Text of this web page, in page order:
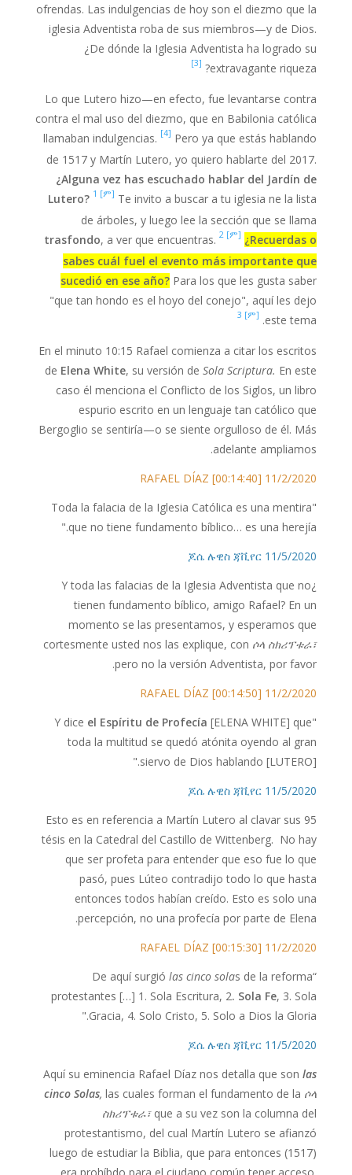
ofrendas. Las indulgencias de hoy son el diezmo que la
iglesia Adventista roba de sus miembros—y de Dios.
¿De dónde la Iglesia Adventista ha logrado su
extravagante riqueza?
[3]
Lo que Lutero hizo—en efecto, fue levantarse contra
contra el mal uso del diezmo, que en Babilonia católica
llamaban indulgencias.
[4] Pero ya que estás hablando
de 1517 y Martín Lutero, yo quiero hablarte del 2017.
¿Alguna vez has escuchado hablar del Jardín de
Lutero?
[ም] 1 Te invito a buscar a tu iglesia ne la lista
de árboles, y luego lee la sección que se llama
trasfondo, a ver que encuentras. [ም] 2 ¿Recuerdas o
sabes cuál fuel el evento más importante que
sucedió en ese año? Para los que les gusta saber
"que tan hondo es el hoyo del conejo", aquí les dejo
este tema.
[ም] 3
En el minuto 10:15 Rafael comienza a citar los escritos
de Elena White, su versión deSola Scriptura. En este
caso él menciona el Conflicto de los Siglos, un libro
espurio escrito en un lenguaje tan católico que
Bergoglio se sentiría—o se siente orgulloso de él. Más
adelante ampliamos.
11/2/2020 RAFAEL DÍAZ [00:14:40]
"Toda la falacia de la Iglesia Católica es una mentira
que no tiene fundamento bíblico… es una herejía."
11/5/2020 ጆሴ ሉዊስ ጃቪየር
¿Y toda las falacias de la Iglesia Adventista que no
tienen fundamento bíblico, amigo Rafael? En un
momento se las presentamos, y esperamos que
cortesmente usted nos las explique, con ሶላ ስክሪፕቱራ፣
pero no la versión Adventista, por favor.
11/2/2020 RAFAEL DÍAZ [00:14:50]
"Y dice
el Espíritu de Profecía [ELENA WHITE] que
toda la multitud se quedó atónita oyendo al gran
siervo de Dios hablando [LUTERO]."
11/5/2020 ጆሴ ሉዊስ ጃቪየር
Esto es en referencia a Martín Lutero al clavar sus 95
tésis en la Catedral del Castillo de Wittenberg. No hay
que ser profeta para entender que eso fue lo que
pasó, pues Lúteo contradijo todo lo que hasta
entonces todos habían creído. Esto es solo una
percepción, no una profecía por parte de Elena.
11/2/2020 RAFAEL DÍAZ [00:15:30]
“De aquí surgió
las cinco solas de la reforma
protestantes […] 1. Sola Escritura, 2. Sola Fe, 3. Sola
Gracia, 4. Solo Cristo, 5. Solo a Dios la Gloria."
11/5/2020 ጆሴ ሉዊስ ጃቪየር
Aquí su eminencia Rafael Díaz nos detalla que sonlas
cinco Solas, las cuales forman el fundamento de la ሶላ
ስክሪፕቱራ፣que a su vez son la columna del
protestantismo, del cual Martín Lutero se afianzó
luego de estudiar la Biblia, que para entonces (1517)